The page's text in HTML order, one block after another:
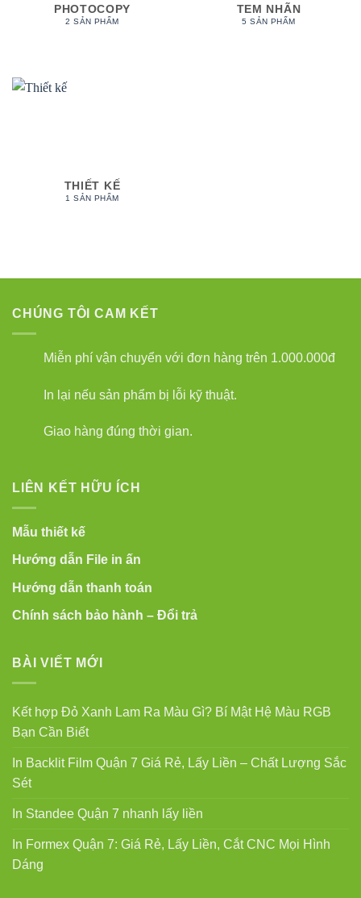
PHOTOCOPY
2 SẢN PHẨM
TEM NHÃN
5 SẢN PHẨM
THIẾT KẾ
1 SẢN PHẨM
CHÚNG TÔI CAM KẾT
Miễn phí vận chuyển với đơn hàng trên 1.000.000đ
In lại nếu sản phẩm bị lỗi kỹ thuật.
Giao hàng đúng thời gian.
LIÊN KẾT HỮU ÍCH
Mẫu thiết kế
Hướng dẫn File in ấn
Hướng dẫn thanh toán
Chính sách bảo hành – Đổi trả
BÀI VIẾT MỚI
Kết hợp Đỏ Xanh Lam Ra Màu Gì? Bí Mật Hệ Màu RGB
Bạn Cần Biết
In Backlit Film Quận 7 Giá Rẻ, Lấy Liền – Chất Lượng Sắc
Sét
In Standee Quận 7 nhanh lấy liền
In Formex Quận 7: Giá Rẻ, Lấy Liền, Cắt CNC Mọi Hình
Dáng